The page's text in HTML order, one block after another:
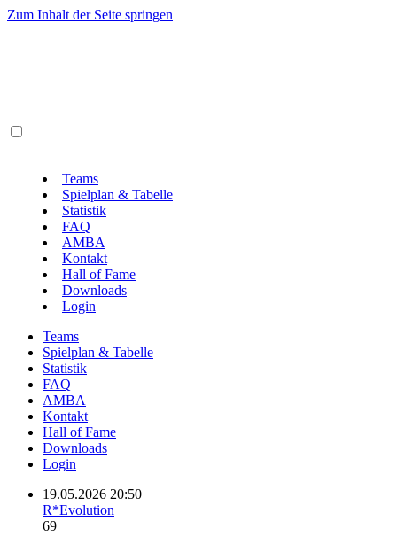
Zum Inhalt der Seite springen
Teams
Spielplan & Tabelle
Statistik
FAQ
AMBA
Kontakt
Hall of Fame
Downloads
Login
Teams
Spielplan & Tabelle
Statistik
FAQ
AMBA
Kontakt
Hall of Fame
Downloads
Login
19.05.2026 20:50
R*Evolution
69